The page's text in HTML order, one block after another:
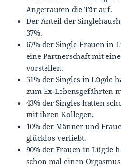
Angetrauten die Tür auf.
Der Anteil der
37%.
67% der Single-Frauen in
eine Partnerschaft mit
vorstellen.
51% der Singles in Lügde
zum Ex-Lebensgefährten
43% der Singles hatten
mit ihren Kollegen.
10% der Männer und
glücklos verliebt.
90% der Frauen in Lügde
schon mal einen